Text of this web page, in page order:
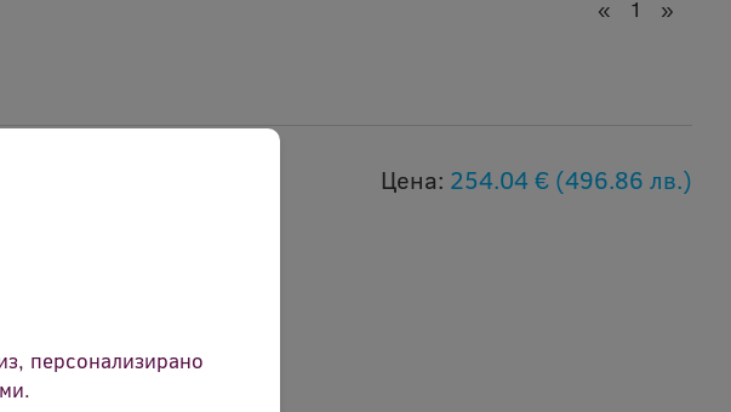
« 1 »
Цена: 254.04 € (496.86 лв.)
персонализирано